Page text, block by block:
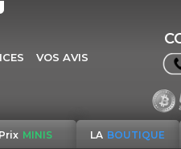
VOS AVIS
Prix MINIS LA BOUTIQUE